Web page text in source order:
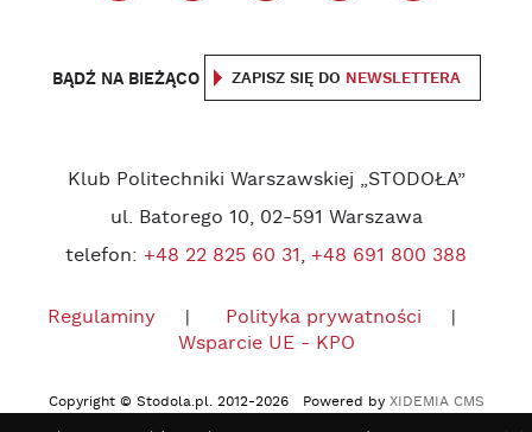
BĄDŹ NA BIEŻĄCO ZAPISZ SIĘ DO NEWSLETTERA
Klub Politechniki Warszawskiej „STODOŁA”
ul. Batorego 10, 02-591 Warszawa
telefon: +48 22 825 60 31, +48 691 800 388
Regulaminy
Polityka prywatności
Wsparcie UE - KPO
Copyright © Stodola.pl. 2012-2026 Powered by XIDEMIA CMS